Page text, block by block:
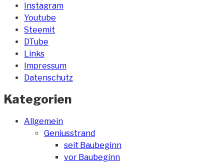
Instagram
Youtube
Steemit
DTube
Links
Impressum
Datenschutz
Kategorien
Allgemein
Geniusstrand
seit Baubeginn
vor Baubeginn